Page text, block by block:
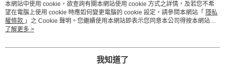
熱門標籤
本網站中使用 cookie，欲查詢有關本網站使用 cookie 方式之詳情，及若您不希
望在電腦上使用 cookie 時應如何變更電腦的 cookie 設定，請參閱本網站「 隱私
權條款 」之 Cookie 聲明。您繼續使用本網站即表示您同意本公司得按本網站使
用條款之 Cookie 聲明使用 cookie。
了解更多 >
我知道了